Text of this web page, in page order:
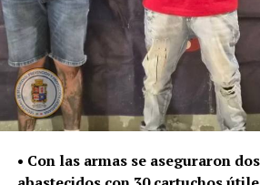
La Secretaría de Seguridad,
Ciudadana continuará con la
intervención policial para retirar
calles y evitar que lleguen a niñas,
• Con las armas se aseguraron